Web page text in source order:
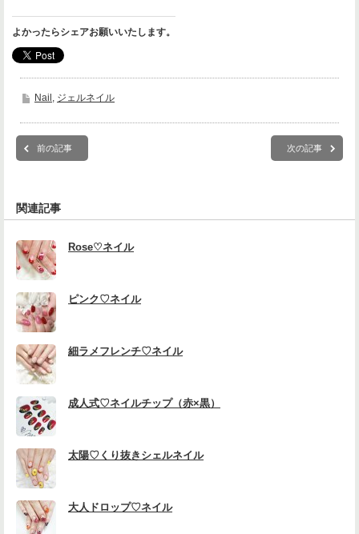
よかったらシェアお願いいたします。
Nail , ジェルネイル
前の記事 次の記事
関連記事
Rose♡ネイル
ピンク♡ネイル
細ラメフレンチ♡ネイル
成人式♡ネイルチップ（赤×黒）
太陽♡くり抜きシェルネイル
大人ドロップ♡ネイル